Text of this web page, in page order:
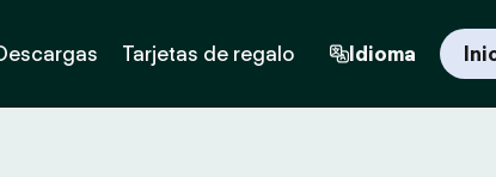
Tarjetas de regalo Idioma